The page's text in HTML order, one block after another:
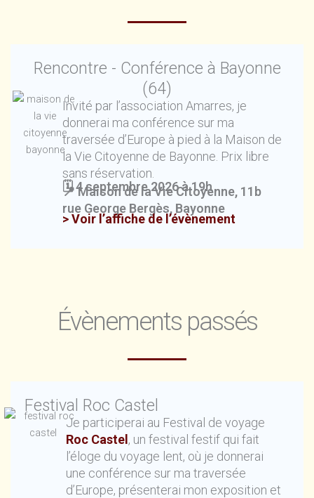
Rencontre - Conférence à Bayonne
(64)
Invité par l’association Amarres, je
donnerai ma conférence sur ma
traversée d’Europe à pied à la Maison de
la Vie Citoyenne de Bayonne. Prix libre
sans réservation.
🗓️4 septembre 2026 à 19h
📍 Maison de la Vie Citoyenne, 11b
rue George Bergès, Bayonne
> Voir l’affiche de l’évènement
Évènements passés
Festival Roc Castel
Je participerai au Festival de voyage
Roc Castel , un festival festif qui fait
l’éloge du voyage lent, où je donnerai
une conférence sur ma traversée
d’Europe, présenterai mon exposition et